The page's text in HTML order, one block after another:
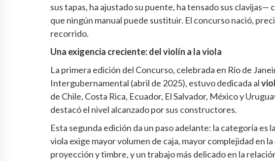
sus tapas, ha ajustado su puente, ha tensado sus
que ningún manual puede sustituir. El concurso nació,
recorrido.
Una exigencia creciente: del violín a la viola
La primera edición del Concurso, celebrada en Río de
Intergubernamental (abril de 2025), estuvo dedicada al
de Chile, Costa Rica, Ecuador, El Salvador, México y
destacó el nivel alcanzado por sus constructores.
Esta segunda edición da un paso adelante: la categoría es la
viola exige mayor volumen de caja, mayor complejidad en
proyección y timbre, y un trabajo más delicado en la